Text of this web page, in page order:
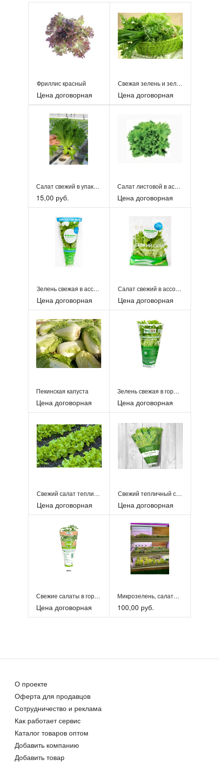
Фриллис красный
Цена договорная
Свежая зелень и зелёный лук
Цена договорная
Салат свежий в упаковке
15,00 руб.
Салат листовой в ассортименте
Цена договорная
Зелень свежая в ассортименте
Цена договорная
Салат свежий в ассортименте
Цена договорная
Пекинская капуста
Цена договорная
Зелень свежая в горшочках
Цена договорная
Свежий салат тепличный
Цена договорная
Свежий тепличный салат
Цена договорная
Свежие салаты в горшочках
Цена договорная
Микрозелень, салаты, пищевые цветы, проростки.
100,00 руб.
О проекте
Оферта для продавцов
Сотрудничество и реклама
Как работает сервис
Каталог товаров оптом
Добавить компанию
Добавить товар